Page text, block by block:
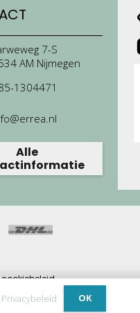
7-S
AM Nijmegen
1304471
Alle
Privacybeleid OK